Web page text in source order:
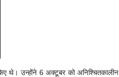
थे। उन्होंने 6 अक्टूबर को अनिश्चितकालीन